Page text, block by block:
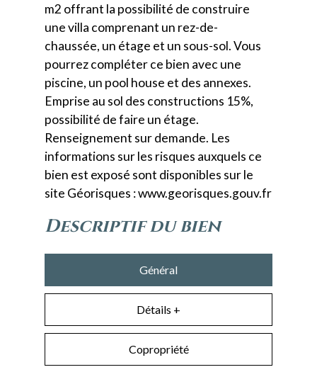
m2 offrant la possibilité de construire
une villa comprenant un rez-de-
chaussée, un étage et un sous-sol. Vous
pourrez compléter ce bien avec une
piscine, un pool house et des annexes.
Emprise au sol des constructions 15%,
possibilité de faire un étage.
Renseignement sur demande. Les
informations sur les risques auxquels ce
bien est exposé sont disponibles sur le
site Géorisques : www.georisques.gouv.fr
descriptif du bien
Général
Détails +
Copropriété